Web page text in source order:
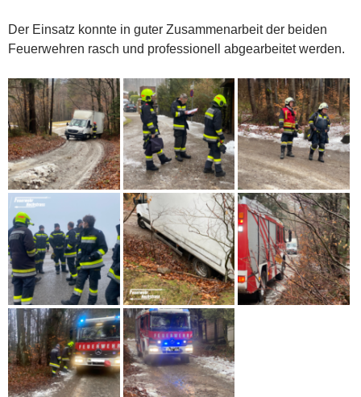
Der Einsatz konnte in guter Zusammenarbeit der beiden
Feuerwehren rasch und professionell abgearbeitet werden.